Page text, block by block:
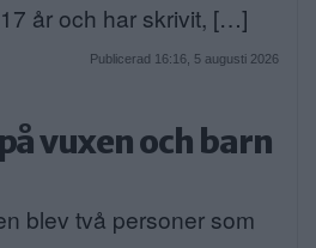
år och har skrivit, […]
Publicerad 16:16, 5 augusti 2026
vuxen och barn
blev två personer som